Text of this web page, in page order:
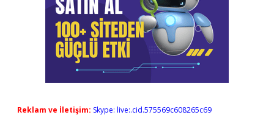
Reklam ve İletişim: Skype: live:.cid.575569c608265c69